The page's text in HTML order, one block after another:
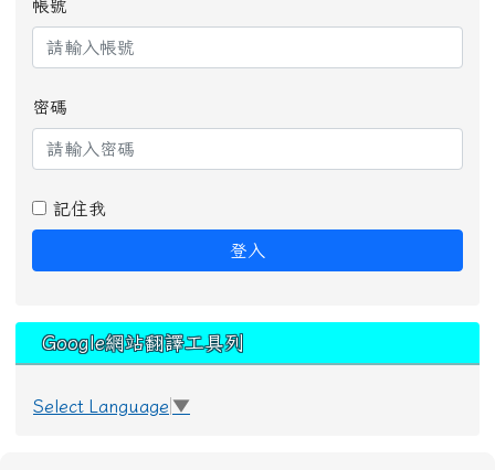
帳號
密碼
記住我
登入
Google網站翻譯工具列
Select Language ▼